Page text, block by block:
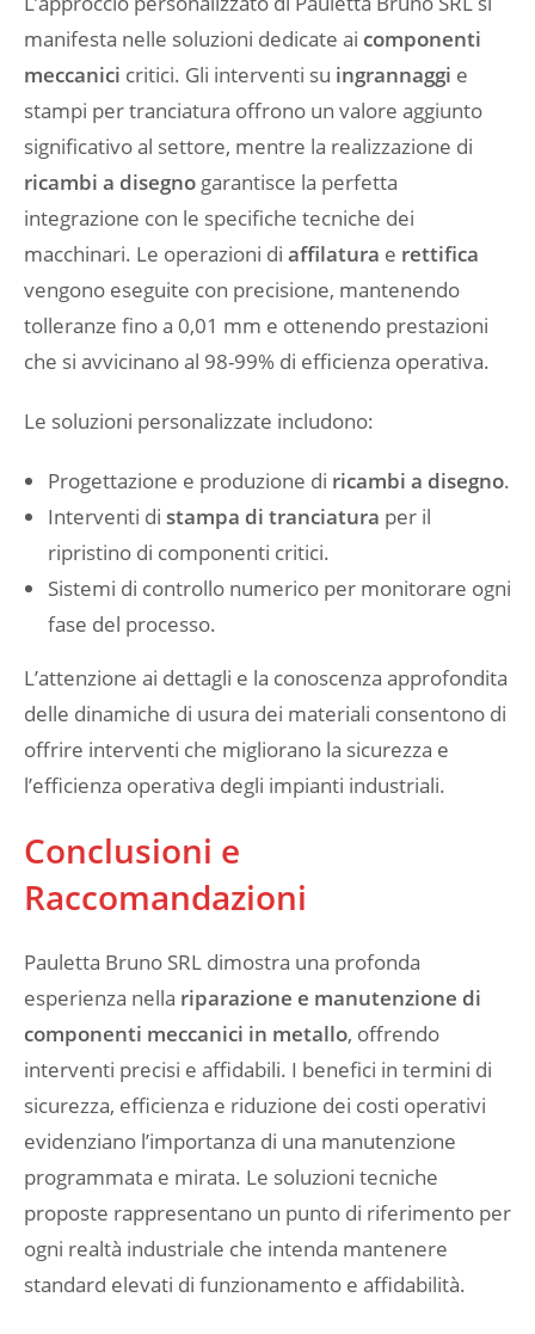
manifesta nelle soluzioni dedicate ai componenti
meccanici critici. Gli interventi su ingrannaggi e
stampi per tranciatura offrono un valore aggiunto
significativo al settore, mentre la realizzazione di
ricambi a disegno garantisce la perfetta
integrazione con le specifiche tecniche dei
macchinari. Le operazioni di affilatura e rettifica
vengono eseguite con precisione, mantenendo
tolleranze fino a 0,01 mm e ottenendo prestazioni
che si avvicinano al 98-99% di efficienza operativa.
Le soluzioni personalizzate includono:
Progettazione e produzione di ricambi a disegno.
Interventi di stampa di tranciatura per il
ripristino di componenti critici.
Sistemi di controllo numerico per monitorare ogni
fase del processo.
L’attenzione ai dettagli e la conoscenza approfondita
delle dinamiche di usura dei materiali consentono di
offrire interventi che migliorano la sicurezza e
l’efficienza operativa degli impianti industriali.
Conclusioni e
Raccomandazioni
Pauletta Bruno SRL dimostra una profonda
esperienza nella riparazione e manutenzione di
componenti meccanici in metallo, offrendo
interventi precisi e affidabili. I benefici in termini di
sicurezza, efficienza e riduzione dei costi operativi
evidenziano l’importanza di una manutenzione
programmata e mirata. Le soluzioni tecniche
proposte rappresentano un punto di riferimento per
ogni realtà industriale che intenda mantenere
standard elevati di funzionamento e affidabilità.